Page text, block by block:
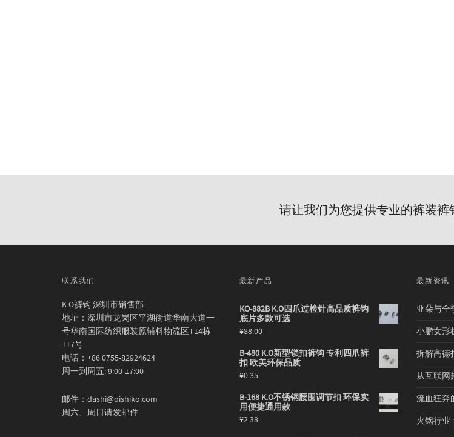
请让我们为您提供专业的裤装裤
联系我们
K.O裤钩 深圳市销售部
地址：深圳市龙岗区平湖街道华南大道一
号华南国际纺织服装原辅料物流区T14栋
117号
电话：+86 0755-82924624
周一到周五: 9:00-17:00
邮件：dashi@oishiko.com
周六、周日请发邮件
最新产品
KO-882B K.O四爪过检针高品质裤钩
底片多款可选
¥88.00
B-480 K.O新型锁扣裤钩 专利四爪裤
扣 欧美环保品质
¥0.35
B-168 K.O不锈钢腰围调节扣 环保实
用便捷通用款
¥2.38
最新资讯
亚朵与全
小鹏女形
拆解高德
从互联网
流血狂奔
火锅行业